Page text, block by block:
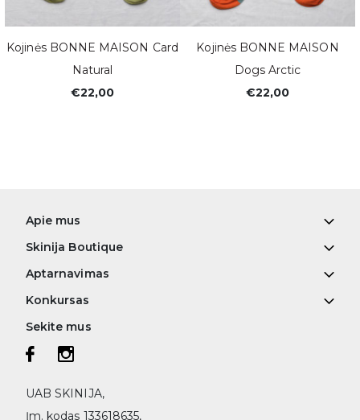
Kojinės BONNE MAISON Card
Natural
€22,00
Kojinės BONNE MAISON
Dogs Arctic
€22,00
Apie mus
Skinija Boutique
Aptarnavimas
Konkursas
Sekite mus
UAB SKINIJA,
Įm. kodas 133618635,